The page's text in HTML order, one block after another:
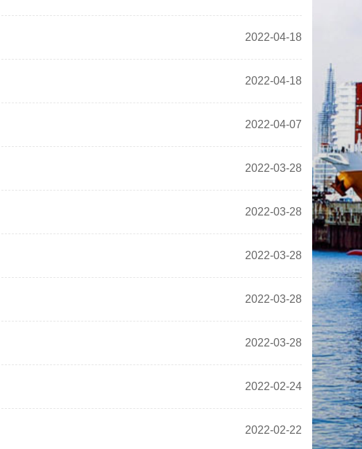
2022-04-18
2022-04-18
2022-04-07
2022-03-28
2022-03-28
2022-03-28
2022-03-28
2022-03-28
2022-02-24
2022-02-22